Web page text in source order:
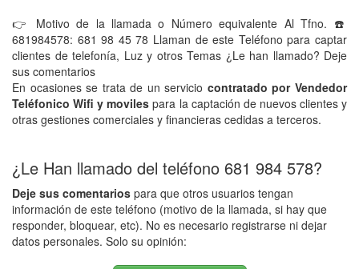
👉 Motivo de la llamada o Número equivalente Al Tfno. ☎️
681984578: 681 98 45 78 Llaman de este Teléfono para captar
clientes de telefonía, Luz y otros Temas ¿Le han llamado? Deje
sus comentarios
En ocasiones se trata de un servicio contratado por Vendedor
Teléfonico Wifi y movilespara la captación de nuevos clientes y
otras gestiones comerciales y financieras cedidas a terceros.
¿Le Han llamado del teléfono 681 984 578?
Deje sus comentarios para que otros usuarios tengan
información de este teléfono (motivo de la llamada, si hay que
responder, bloquear, etc). No es necesario registrarse ni dejar
datos personales. Solo su opinión: